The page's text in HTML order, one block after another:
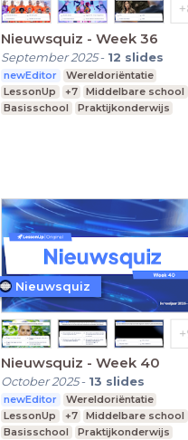
Nieuwsquiz - Week 36
September 2025- 12 slides
newEditor
Wereldoriëntatie
LessonUp
+7
Middelbare school
Basisschool
Praktijkonderwijs
Nieuwsquiz - Week 40
October 2025- 13 slides
newEditor
Wereldoriëntatie
LessonUp
+7
Middelbare school
Basisschool
Praktijkonderwijs
Nieuwsquiz